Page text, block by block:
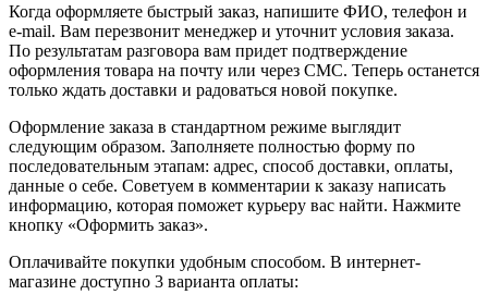
Когда оформляете быстрый заказ, напишите ФИО, телефон и
e-mail. Вам перезвонит менеджер и уточнит условия заказа.
По результатам разговора вам придет подтверждение
оформления товара на почту или через СМС. Теперь останется
только ждать доставки и радоваться новой покупке.
Оформление заказа в стандартном режиме выглядит
следующим образом. Заполняете полностью форму по
последовательным этапам: адрес, способ доставки, оплаты,
данные о себе. Советуем в комментарии к заказу написать
информацию, которая поможет курьеру вас найти. Нажмите
кнопку «Оформить заказ».
Оплачивайте покупки удобным способом. В интернет-
магазине доступно 3 варианта оплаты: